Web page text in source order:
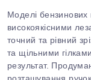
Моделі бензинових
високоякісними
точний та рівний
та щільними
результат.